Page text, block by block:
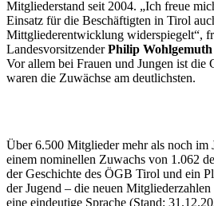
Mitgliederstand seit 2004. „Ich freue
Einsatz für die Beschäftigten in Tirol
Mittgliederentwicklung widerspiegelt“,
LandesvorsitzenderPhilip Wohlgemuth
Vor allem bei Frauen und Jungen ist die
waren die Zuwächse am deutlichsten.
Über 6.500 Mitglieder mehr als noch im
einem nominellen Zuwachs von 1.062
der Geschichte des ÖGB Tirol und ein
der Jugend – die neuen
eine eindeutige Sprache (Stand: